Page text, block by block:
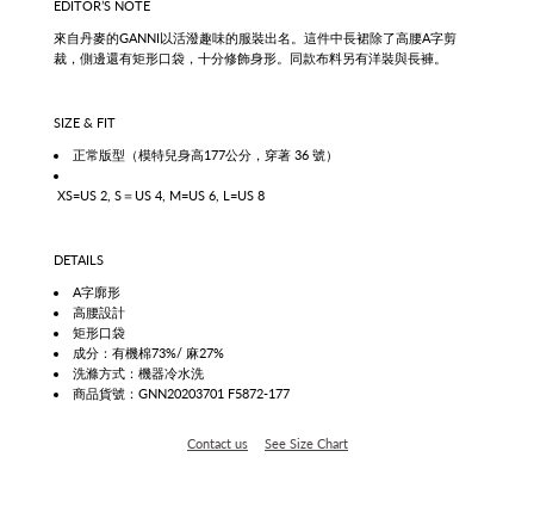
EDITOR’S NOTE
來自丹麥的GANNI以活潑趣味的服裝出名 。這件中長裙除了高腰A字剪
裁，側邊還有矩形口袋，十分修飾身形。 同款布料另有洋裝與長褲。
SIZE & FIT
正常版型 （模特兒身高177公分，穿著 36 號）
XS=US 2, S＝US 4, M=US 6, L=US 8
DETAILS
A字廓形
高腰設計
矩形口袋
成分：有機棉73%/ 麻27%
洗滌方式：機器冷水洗
商品貨號：GNN20203701 F5872-177
Contact us See Size Chart